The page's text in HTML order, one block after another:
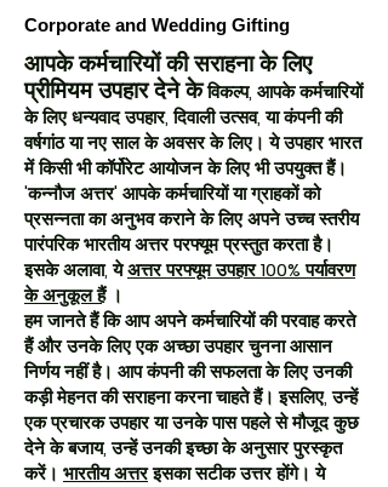
Corporate and Wedding Gifting
आपके कर्मचारियों की सराहना के लिए
प्रीमियम उपहार देने केविकल्प, आपके कर्मचारियों
के लिए धन्यवाद उपहार, दिवाली उत्सव, या कंपनी की
वर्षगांठ या नए साल के अवसर के लिए। ये उपहार भारत
में किसी भी कॉर्पोरेट आयोजन के लिए भी उपयुक्त हैं।
'कन्नौज अत्तर' आपके कर्मचारियों या ग्राहकों को
प्रसन्नता का अनुभव कराने के लिए अपने उच्च स्तरीय
पारंपरिक भारतीय अत्तर परफ्यूम प्रस्तुत करता है।
इसके अलावा, येअत्तर परफ्यूम उपहार 100% पर्यावरण
के अनुकूल हैं।
हम जानते हैं कि आप अपने कर्मचारियों की परवाह करते
हैं और उनके लिए एक अच्छा उपहार चुनना आसान
निर्णय नहीं है। आप कंपनी की सफलता के लिए उनकी
कड़ी मेहनत की सराहना करना चाहते हैं। इसलिए, उन्हें
एक प्रचारक उपहार या उनके पास पहले से मौजूद कुछ
देने के बजाय, उन्हें उनकी इच्छा के अनुसार पुरस्कृत
करें। भारतीय अत्तरइसका सटीक उत्तर होंगे। ये